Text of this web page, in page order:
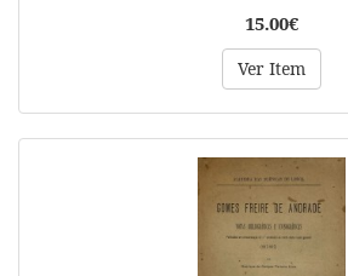
15.00€
Ver Item